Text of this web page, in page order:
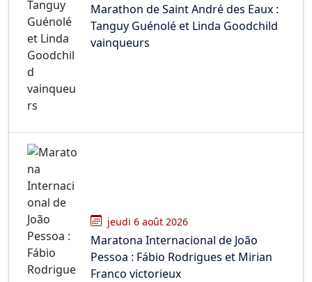
Marathon de Saint André des Eaux :
Tanguy Guénolé et Linda Goodchild
vainqueurs
jeudi 6 août 2026
Maratona Internacional de João
Pessoa : Fábio Rodrigues et Mirian
Franco victorieux